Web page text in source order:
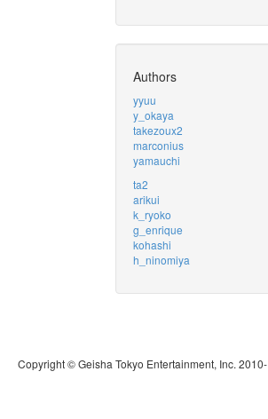
Authors
yyuu
y_okaya
takezoux2
marconius
yamauchi
ta2
arikui
k_ryoko
g_enrique
kohashi
h_ninomiya
Copyright © Geisha Tokyo Entertainment, Inc. 2010-